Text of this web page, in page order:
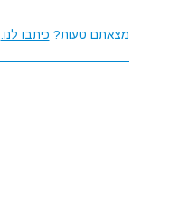
מצאתם טעות? כיתבו לנו.